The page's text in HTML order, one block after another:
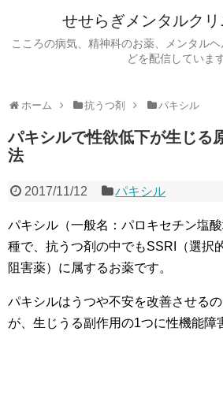
せせらぎメンタルクリ
こころの病気、精神科のお薬、メンタル
どを配信していま
ホーム 抗うつ剤 パキシル
パキシルで性欲低下が生じる
法
2017/11/12 パキシル
パキシル（一般名：パロキセチン塩
種で、抗うつ剤の中でもSSRI（選択
阻害薬）に属するお薬です。
パキシルはうつや不安を改善させる
が、生じうる副作用の1つに性機能障